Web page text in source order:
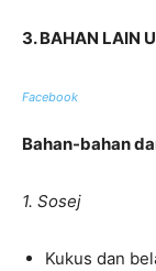
3. BAHAN LAIN
Facebook
Bahan-bahan
1. Sosej
Kukus dan